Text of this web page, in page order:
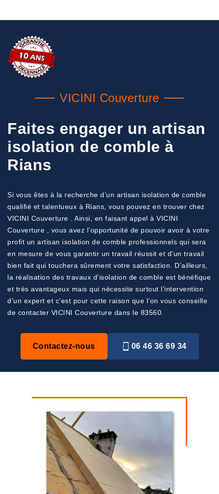
VICINI Couverture
Faites engager un artisan
isolation de comble à
Rians
Si vous êtes à la recherche d’un artisan isolation de comble
qualifié et talentueux à Rians, vous pouvez en trouver chez
VICINI Couverture . Ainsi, en faisant appel à VICINI
Couverture , vous avez l’opportunité de pouvoir avoir à votre
profit un artisan isolation de comble professionnels qui sera
en mesure de vous garantir un travail réussit et d’un travail
bien fait qui touchera sûrement votre satisfaction. D’ailleurs,
la réalisation des travaux d’isolation de comble est bénéfique
et très avantageux mais qui nécessite surtout l’intervention
d’un expert et c’est pour cette raison que l’on vous conseille
de contacter VICINI Couverture dans le 83560.
Contactez-nous 06 46 36 69 34